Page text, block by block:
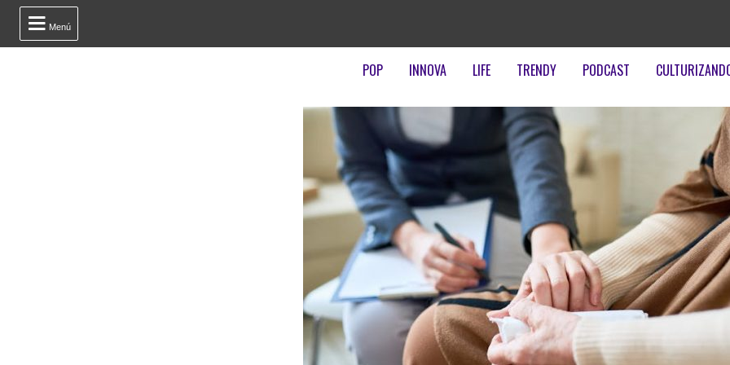
 Menú
POP INNOVA LIFE TRENDY PODCAST